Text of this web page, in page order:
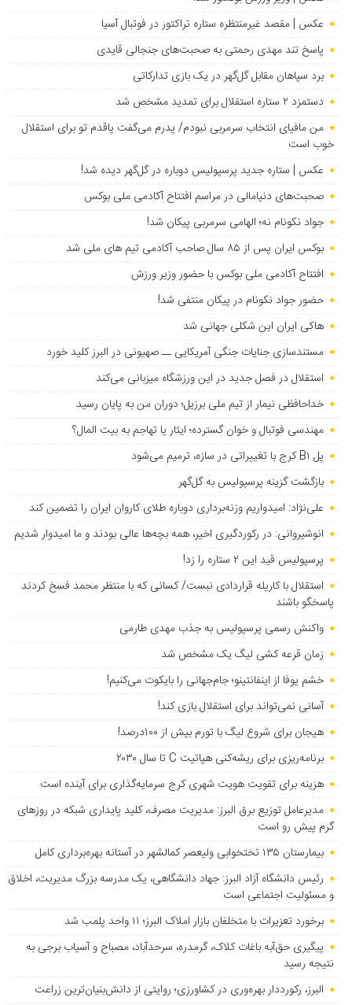
عکس | مقصد غیرمنتظره ستاره تراکتور در فوتبال آسیا
پاسخ تند مهدی رحمتی به صحبت‌های جنجالی قایدی
برد سپاهان مقابل گل‌گهر در یک بازی تدارکاتی
دستمزد ۲ ستاره استقلال برای تمدید مشخص شد
من مافیای انتخاب سرمربی نبودم/ پدرم می‌گفت پاقدم تو برای استقلال
خوب است
عکس | ستاره جدید پرسپولیس دوباره در گل‌گهر دیده شد!
صحبت‌های دنیامالی در مراسم افتتاح آکادمی ملی بوکس
جواد نکونام نه؛ الهامی سرمربی پیکان شد!
بوکس ایران پس از ۸۵ سال صاحب آکادمی تیم های ملی شد
افتتاح آکادمی ملی بوکس با حضور وزیر ورزش
حضور جواد نکونام در پیکان منتفی شد!
هاکی ایران این شکلی جهانی شد
مستندسازی جنایات جنگی آمریکایی ــ صهیونی در البرز کلید خورد
استقلال در فصل جدید در این ورزشگاه میزبانی می‌کند
خداحافظی نیمار از تیم ملی برزیل؛ دوران من به پایان رسید
مهندسی فوتبال و خوان گسترده؛ ایثار یا تهاجم به بیت المال؟
پل B۱ کرج با تغییراتی در سازه، ترمیم می‌شود
بازگشت گزینه پرسپولیس به ‌گل‌گهر
علی‌نژاد: امیدواریم وزنه‌برداری دوباره طلای کاروان ایران را تضمین کند
انوشیروانی: در رکوردگیری اخیر، همه بچه‌ها عالی بودند و ما امیدوار شدیم
پرسپولیس قید این ۲ ستاره را زد!
استقلال با کاریله قراردادی نبست/ کسانی که با منتظر محمد فسخ کردند
پاسخگو باشند
واکنش رسمی پرسپولیس به جذب مهدی طارمی
زمان قرعه کشی لیگ یک مشخص شد
خشم یوفا از اینفانتینو؛ جام‌جهانی را بایکوت می‌کنیم!
آسانی نمی‌تواند برای استقلال بازی کند!
هیجان برای شروع لیگ با تورم بیش از ۱۰۰درصد!
برنامه‌ریزی برای ریشه‌کنی هپاتیت C تا سال ۲۰۳۰
هزینه برای تقویت هویت شهری کرج سرمایه‌گذاری برای آینده است
مدیرعامل توزیع برق البرز: مدیریت مصرف، کلید پایداری شبکه در روزهای
گرم پیش رو است
بیمارستان ۱۳۵ تختخوابی ولیعصر کمالشهر در آستانه بهره‌برداری کامل
رئیس دانشگاه آزاد البرز: جهاد دانشگاهی، یک مدرسه بزرگ مدیریت، اخلاق
و مسئولیت اجتماعی است
برخورد تعزیرات با متخلفان بازار املاک البرز؛ ۱۱ واحد پلمب شد
پیگیری حق‌آبه باغات کلاک، گرمدره، سرحدآباد، مصباح و آسیاب برجی به
نتیجه رسید
البرز، رکورددار بهره‌وری در کشاورزی؛ روایتی از دانش‌بنیان‌ترین زراعت